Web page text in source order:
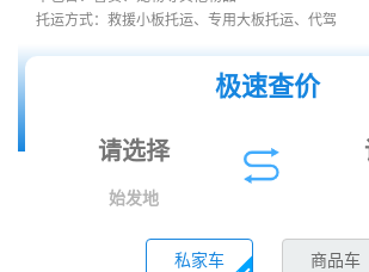
托运方式：救援小板托运、专用大板托运、代驾
极速查价
始发地
私家车 商品车